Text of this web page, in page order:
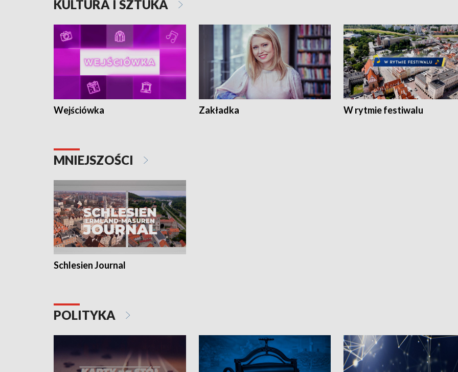
KULTURA I SZTUKA
Wejściówka Zakładka W rytmie festiwalu
MNIEJSZOŚCI
Schlesien Journal
POLITYKA